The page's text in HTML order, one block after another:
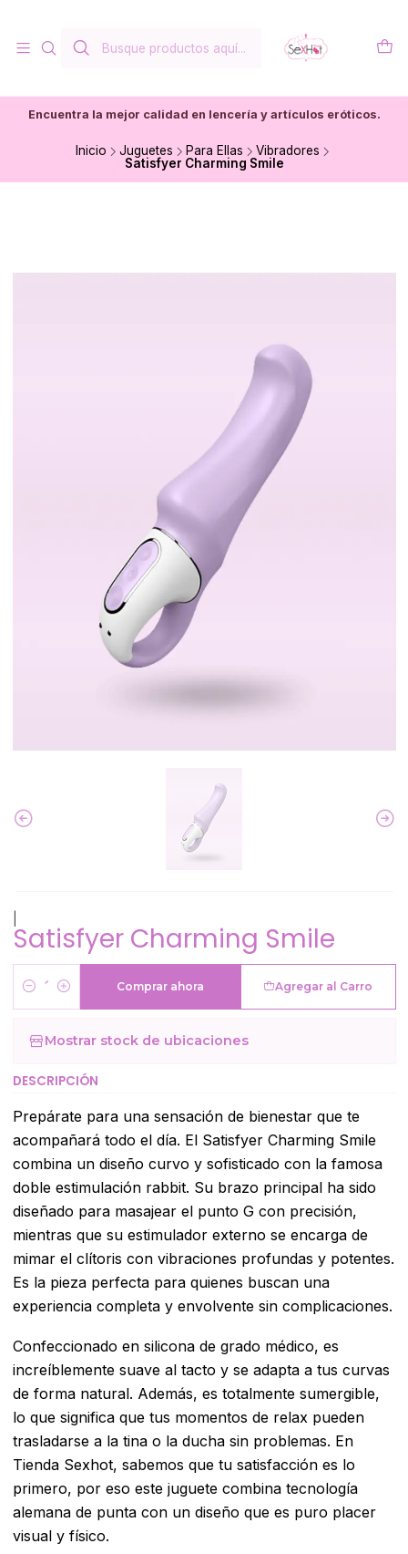
Encuentra la mejor calidad en lencería y artículos eróticos.
Inicio Juguetes Para Ellas
Vibradores
Satisfyer Charming Smile
Satisfyer Charming Smile
Cantidad
Agregar al Carro
Comprar ahora
Mostrar stock de ubicaciones
DESCRIPCIÓN
Prepárate para una sensación de bienestar que te
acompañará todo el día. El Satisfyer Charming Smile
combina un diseño curvo y sofisticado con la famosa
doble estimulación rabbit. Su brazo principal ha sido
diseñado para masajear el punto G con precisión,
mientras que su estimulador externo se encarga de
mimar el clítoris con vibraciones profundas y potentes.
Es la pieza perfecta para quienes buscan una
experiencia completa y envolvente sin complicaciones.
Confeccionado en silicona de grado médico, es
increíblemente suave al tacto y se adapta a tus curvas
de forma natural. Además, es totalmente sumergible,
lo que significa que tus momentos de relax pueden
trasladarse a la tina o la ducha sin problemas. En
Tienda Sexhot, sabemos que tu satisfacción es lo
primero, por eso este juguete combina tecnología
alemana de punta con un diseño que es puro placer
visual y físico.